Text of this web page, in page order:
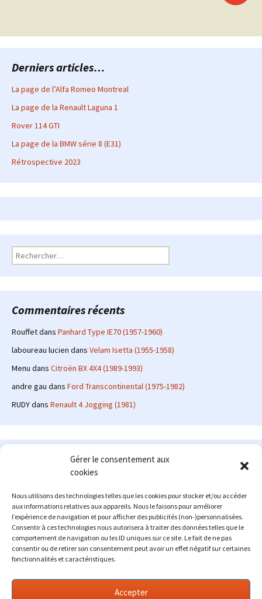
Gérer le consentement aux
cookies
Nous utilisons des technologies telles que les cookies pour stocker et/ou accéder
aux informations relatives aux appareils. Nous le faisons pour améliorer
l’expérience de navigation et pour afficher des publicités (non-)personnalisées.
Consentir à ces technologies nous autorisera à traiter des données telles que le
comportement de navigation ou les ID uniques sur ce site. Le fait de ne pas
consentir ou de retirer son consentement peut avoir un effet négatif sur certaines
fonctionnalités et caractéristiques.
Accepter
Derniers articles…
La page de l’Alfa Romeo Montreal
La page de la Renault Laguna 1
Rover 114 GTI
La page de la BMW série 8 (E31)
Rétrospective 2023
Rechercher :
Commentaires récents
Rouffetdans Panhard Type IE70 (1957-1960)
laboureau lucien dans Velam Isetta (1955-1958)
Menu dans Citroën BX 4X4 (1989-1993)
andre gau dans Ford Transcontinental (1975-1982)
RUDYdans Renault 4 Jogging (1981)
Le site en quelques mots
: passionné d'automobile ancienne depuis de
nombreuses années, j'ai commencé à partager ma passion sur
internet à partir de 2009 au travers d'un blog qui a connu un relatif
succès. Fin 2013, je décide de prendre mon autonomie et me lancer
avec mon propre site : l'Automobile Ancienne.
Me contacter : alex(at)lautomobileancienne.com